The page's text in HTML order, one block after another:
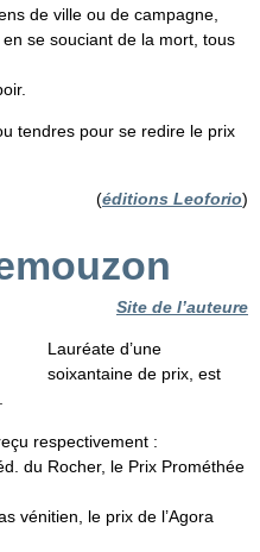
de ville ou de campagne,
se souciant de la mort, tous
tendres pour se redire le prix
(éditions Leoforio)
Site de l’auteure
Lauréate d’une
soixantaine de prix, est
respectivement :
du Rocher, le Prix Prométhée
vénitien, le prix de l’Agora